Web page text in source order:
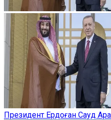
Президент Ердоған Сауд